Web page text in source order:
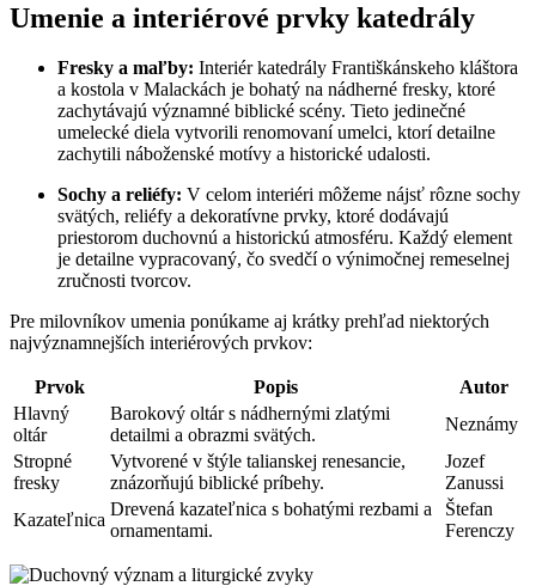
Umenie a interiérové prvky katedrály
Fresky a maľby: Interiér katedrály Františkánskeho kláštora
a kostola v Malackách je bohatý na nádherné fresky, ktoré
zachytávajú významné biblické scény. Tieto jedinečné
umelecké diela vytvorili renomovaní umelci, ktorí detailne
zachytili náboženské motívy a historické udalosti.
Sochy a reliéfy: V celom interiéri môžeme nájsť rôzne sochy
svätých, reliéfy a dekoratívne prvky, ktoré dodávajú
priestorom duchovnú a historickú atmosféru. Každý element
je detailne vypracovaný, čo svedčí o výnimočnej remeselnej
zručnosti tvorcov.
Pre milovníkov umenia ponúkame aj krátky prehľad niektorých
najvýznamnejších interiérových prvkov:
Prvok Popis
Autor
Hlavný
oltár
Barokový oltár s nádhernými zlatými
detailmi a obrazmi svätých.
Neznámy
Stropné
fresky
Vytvorené v štýle talianskej renesancie,
znázorňujú biblické príbehy.
Jozef
Zanussi
Kazateľnica
Drevená kazateľnica s bohatými rezbami a
ornamentami.
Štefan
Ferenczy